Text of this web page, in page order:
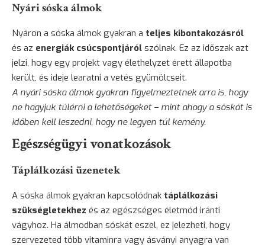
Nyári sóska álmok
Nyáron a sóska álmok gyakran a teljes kibontakozásról
és az energiák csúcspontjáról szólnak. Ez az időszak azt
jelzi, hogy egy projekt vagy élethelyzet érett állapotba
került, és ideje learatni a vetés gyümölcseit.
A nyári sóska álmok gyakran figyelmeztetnek arra is, hogy
ne hagyjuk túlérni a lehetőségeket – mint ahogy a sóskát is
időben kell leszedni, hogy ne legyen túl kemény.
Egészségügyi vonatkozások
Táplálkozási üzenetek
A sóska álmok gyakran kapcsolódnak táplálkozási
szükségletekhez és az egészséges életmód iránti
vágyhoz. Ha álmodban sóskát eszel, ez jelezheti, hogy
szervezeted több vitaminra vagy ásványi anyagra van